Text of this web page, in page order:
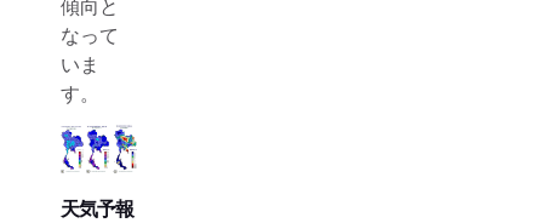
傾向と
なって
いま
す。
天気予報